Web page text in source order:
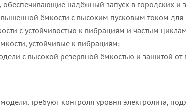
надёжный запуск в городских и
ёмкости с высоким пусковым током
с устойчивостью к вибрациям и частым
устойчивые к вибрациям;
с высокой резервной ёмкостью и защитой от
требуют контроля уровня электролита,